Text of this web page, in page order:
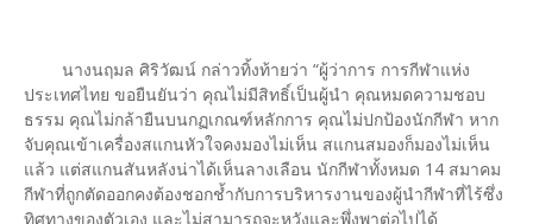
นางนฤมล ศิริวัฒน์ กล่าวทิ้งท้ายว่า “ผู้ว่าการ การกีฬาแห่ง
ประเทศไทย ขอยืนยันว่า คุณไม่มีสิทธิ์เป็นผู้นำ คุณหมดความชอบ
ธรรม คุณไม่กล้ายืนบนกฏเกณฑ์หลักการ คุณไม่ปกป้องนักกีฬา หาก
จับคุณเข้าเครื่องสแกนหัวใจคงมองไม่เห็น สแกนสมองก็มองไม่เห็น
แล้ว แต่สแกนสันหลังน่าได้เห็นลางเลือน นักกีฬาทั้งหมด 14 สมาคม
กีฬาที่ถูกตัดออกคงต้องชอกช้ำกับการบริหารงานของผู้นำกีฬาที่ไร้ซึ่ง
ทิศทางของตัวเอง และไม่สามารถจะหวังและพึ่งพาต่อไปได้